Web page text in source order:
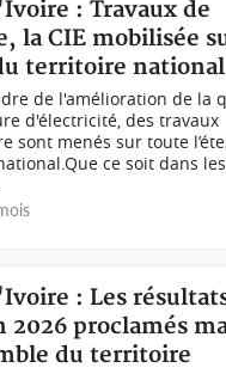
: Travaux de
la CIE mobilisée
territoire national
de l'amélioration de la
d'électricité, des travaux
sont menés sur toute
ce soit dans
: Les
2026 proclamés
du territoire